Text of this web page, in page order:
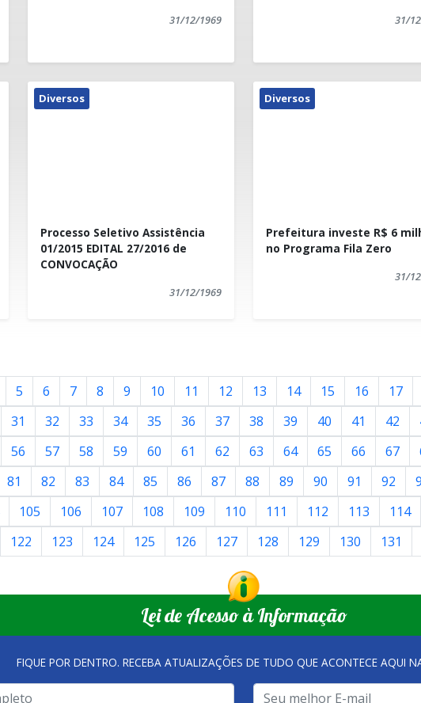
31/12/1969 31/
Diversos
Processo Seletivo Assistência
01/2015 EDITAL 27/2016 de
CONVOCAÇÃO
31/12/1969
Diversos
Prefeitura investe R$ 6
no Programa Fila Zero
31/
5 6 7 8 9 10 11 12 13 14 15 16 17
31 32 33 34 35 36 37 38 39 40 41 42
56 57 58 59 60 61 62 63 64 65 66 67
81 82 83 84 85 86 87 88 89 90 91 92
105 106 107 108 109 110 111 112 113 114
122 123 124 125 126 127 128 129 130 131
Lei de Acesso à Informação
FIQUE POR DENTRO. RECEBA ATUALIZAÇÕES DE TUDO QUE ACONTECE AQUI